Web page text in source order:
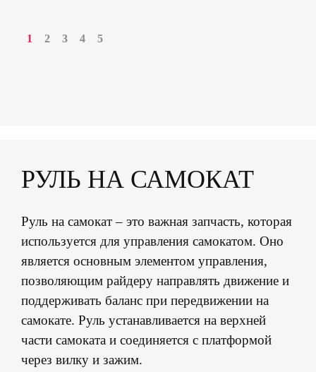
1 2 3 4 5
РУЛЬ НА САМОКАТ
Руль на самокат – это важная запчасть, которая
используется для управления самокатом. Оно
является основным элементом управления,
позволяющим райдеру направлять движение и
поддерживать баланс при передвижении на
самокате. Руль устанавливается на верхней
части самоката и соединяется с платформой
через вилку и зажим.